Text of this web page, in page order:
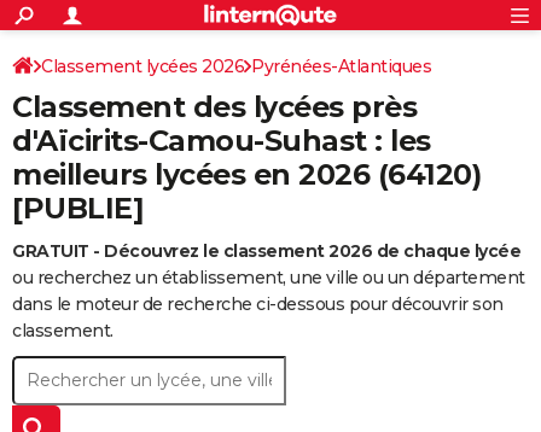
ACTUALITÉS
Politique
Société
Faits Divers
Education
Monde
Villes
+
SPORT
Coupe du monde 2026
Football
Tennis
Cyclisme
Rugby
Forum
CULTURE
Programme TV
TNT
Streaming
Cinéma
Sorties cinéma
Musique
+
FINANCE
Retraite
Impôts
Epargne
Immobilier
Risques naturels par ville
Banque
Assurance
Crédit
AUTO
Réserver un essai
Citadines
Berlines
Forum auto
HIGH-TECH
BRICOLAGE
Aménagement intérieur
Cuisine
Jardinage
+ WEEK-END
Guides de France
Escapades
Patrimoine
Expositions
Musées
Week-end nature
+
LIFESTYLE
Rechercher
S'inscrire
Connexion
Classement lycées 2026 Pyrénées-Atlantiques
Classement des lycées près
d'Aïcirits-Camou-Suhast : les
meilleurs lycées en 2026 (64120)
[PUBLIE]
GRATUIT - Découvrez le classement 2026 de chaque lycée
ou recherchez un établissement, une ville ou un département
dans le moteur de recherche ci-dessous pour découvrir son
classement.